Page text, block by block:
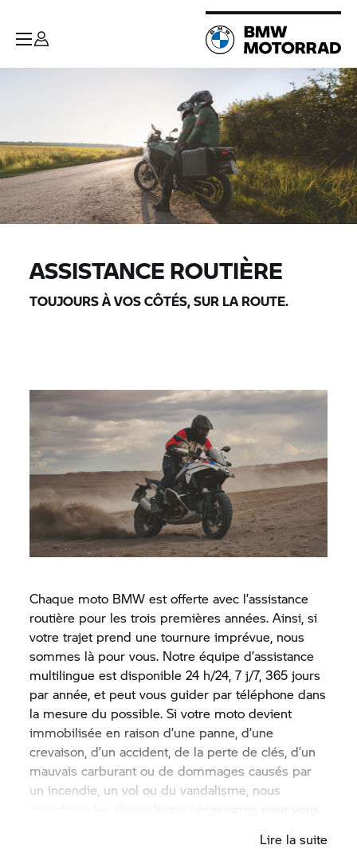
ASSISTANCE ROUTIÈRE
TOUJOURS À VOS CÔTÉS, SUR LA ROUTE.
Chaque moto BMW est offerte avec l’assistance
routière pour les trois premières années. Ainsi, si
votre trajet prend une tournure imprévue, nous
sommes là pour vous. Notre équipe d’assistance
multilingue est disponible 24 h/24, 7 j/7, 365 jours
par année, et peut vous guider par téléphone dans
la mesure du possible. Si votre moto devient
immobilisée en raison d’une panne, d’une
crevaison, d’un accident, de la perte de clés, d’un
mauvais carburant ou de dommages causés par
un incendie, un vol ou du vandalisme, nous
Lire la suite